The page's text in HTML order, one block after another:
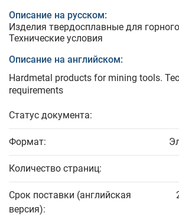
Описание на русском:
Изделия твердосплавные для
Технические условия
Описание на английском:
Hardmetal products for mining tools.
requirements
Статус документа:
Формат:
Количество страниц:
Срок поставки (английская
версия):